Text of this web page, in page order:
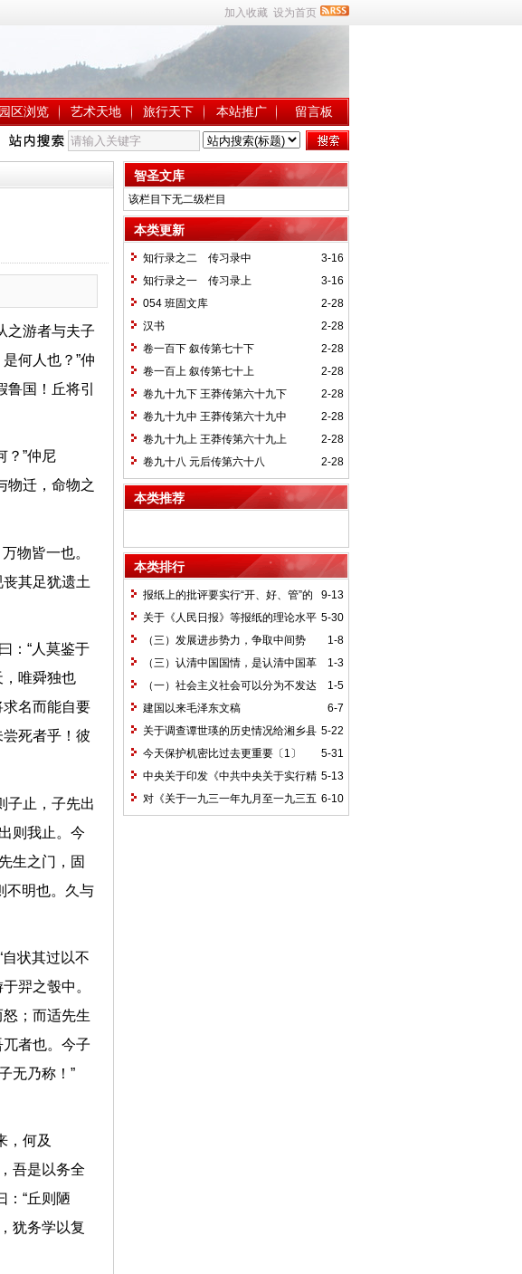
加入收藏 设为首页
园区浏览 艺术天地 旅行天下 本站推广 留言板
之游者与夫子
何人也？”仲
国！丘将引
？”仲尼
物迁，命物之
物皆一也。
其足犹遗土
：“人莫鉴于
唯舜独也
名而能自要
死者乎！彼
子止，子先出
则我止。今
生之门，固
不明也。久与
状其过以不
羿之彀中。
；而适先生
者也。今子
子无乃称！”
，何及
吾是以务全
：“丘则陋
犹务学以复
智圣文库
该栏目下无二级栏目
本类更新
3-16
知行录之二 传习录中
3-16
知行录之一 传习录上
2-28
054 班固文库
2-28
汉书
2-28
卷一百下 叙传第七十下
2-28
卷一百上 叙传第七十上
2-28
卷九十九下 王莽传第六十九下
2-28
卷九十九中 王莽传第六十九中
2-28
卷九十九上 王莽传第六十九上
2-28
卷九十八 元后传第六十八
本类推荐
本类排行
9-13
报纸上的批评要实行“开、好、管”的
方针*
5-30
关于《人民日报》等报纸的理论水平
的批语〔1〕
1-8
（三）发展进步势力，争取中间势
力，孤立顽固势力
1-3
（三）认清中国国情，是认清中国革
命一切问题的基本依据
1-5
（一）社会主义社会可以分为不发达
和比较发达两个阶段
6-7
建国以来毛泽东文稿
5-22
关于调查谭世瑛的历史情况给湘乡县
委的信和给谭世瑛的复信
5-31
今天保护机密比过去更重要〔1〕
5-13
中央关于印发《中共中央关于实行精
兵简政、增产节约、反对贪污、反对浪费
和反对官僚主义的决定》的通知和毛泽东
6-10
对《关于一九三一年九月至一九三五